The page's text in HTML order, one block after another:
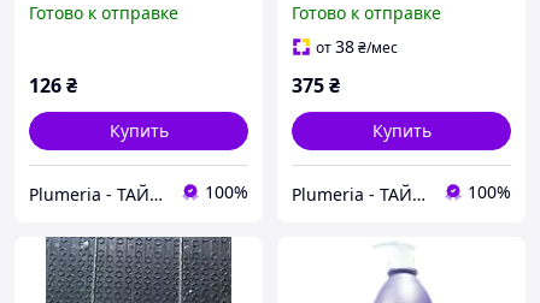
Готово к отправке
126₴
Купить
Plumeria - ТАЙСЬКА КОСМЕТИКА ТА АПТЕКА 100%
кожи, 100 мл
Готово к отправке
от38₴/мес
375₴
Купить
Plumeria - ТАЙСЬКА КОСМЕТИКА ТА АПТЕКА 100%